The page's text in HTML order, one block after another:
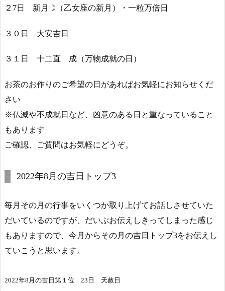
２7日 新月☽（乙女座の新月）・一粒万倍日
３０日 大安吉日
３１日 十二直 成（万物成就の日）
お茶のお作りのご希望の日があればお気軽にお知らせくだ
さい
※仏滅や不成就日など、凶意のある日と重なっていること
もあります
ご確認、ご質問はお気軽にどうぞ。
2022年8月の吉日トップ3
毎月その月の行事をいくつか取り上げてお話しさせていた
だいているのですが、だいぶお伝えしきってしまった感じ
もありますので、今月からその月の吉日トップ3をお伝えし
ていこうと思います。
2022年8月の吉日第１位 23日 天赦日